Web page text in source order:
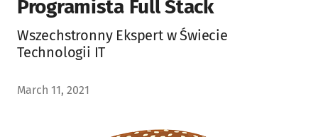
Programista Full Stack
Wszechstronny Ekspert w Świecie
Technologii IT
March 11, 2021